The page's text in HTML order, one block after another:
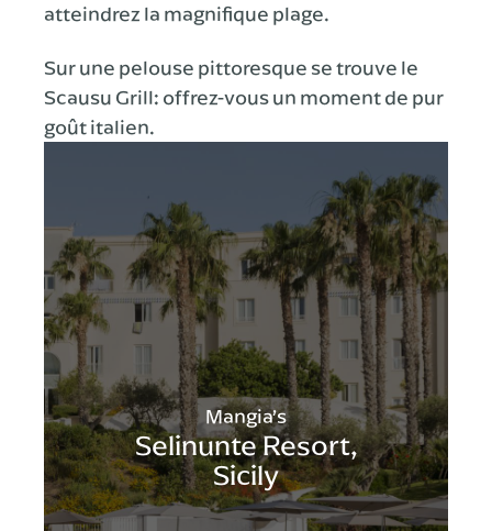
atteindrez la magnifique plage.
Sur une pelouse pittoresque se trouve le
Scausu Grill: offrez-vous un moment de pur
goût italien.
Mangia’s
Selinunte Resort,
Sicily